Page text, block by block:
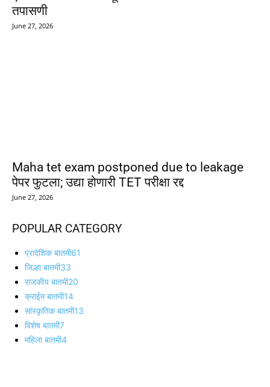
तपासणी
June 27, 2026
Maha tet exam postponed due to leakage
पेपर फुटला; उद्या होणारी TET परीक्षा रद्द
June 27, 2026
POPULAR CATEGORY
प्रादेशिक बातमी61
जिल्हा बातमी33
राजकीय बातमी20
क्राईम बातमी14
सांस्कृतिक बातमी13
विशेष बातमी7
महिला बातमी4